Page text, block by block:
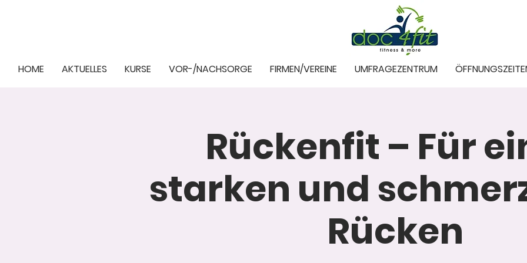
HOME AKTUELLES KURSE VOR-/NACHSORGE FIRMEN/VEREINE UMFRAGEZENTRUM
Rückenfit – Für
starken und
Rücken